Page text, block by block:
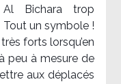
Al Bichara trop
un symbole !
forts lorsqu’en
peu à mesure de
aux déplacés